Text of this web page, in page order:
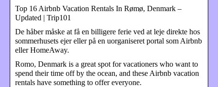
Top 16 Airbnb Vacation Rentals In Rømø, Denmark –
Updated | Trip101
De håber måske at få en billigere ferie ved at leje direkte hos
sommerhusets ejer eller på en uorganiseret portal som Airbnb
eller HomeAway.
Romo, Denmark is a great spot for vacationers who want to
spend their time off by the ocean, and these Airbnb vacation
rentals have something to offer everyone.